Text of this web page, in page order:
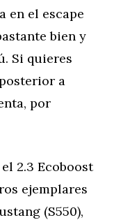
en el escape
bien y
Si quieres
a
por
2.3 Ecoboost
ejemplares
(S550),